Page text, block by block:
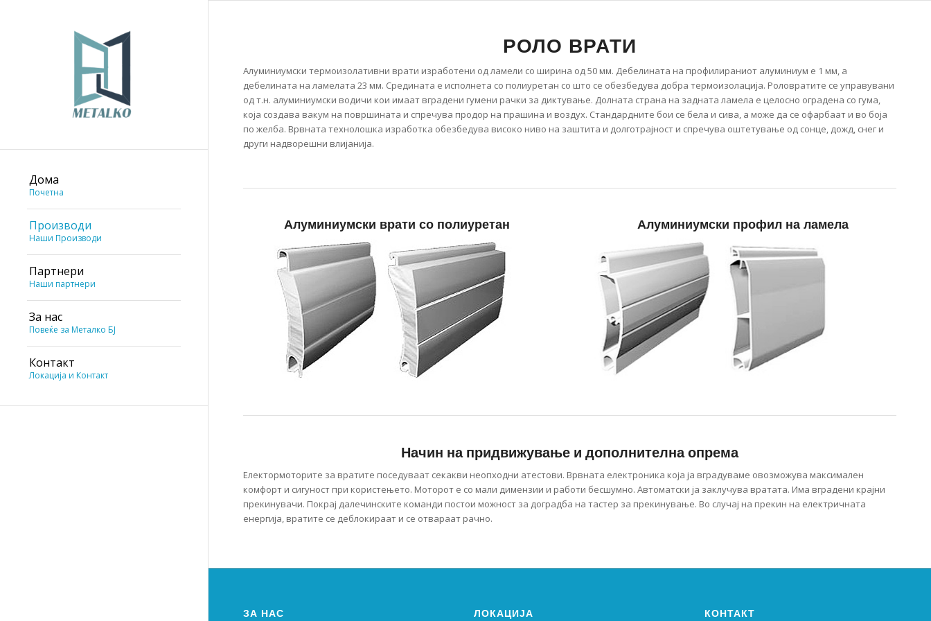
Дома
Почетна
Производи
Наши Производи
Партнери
Наши партнери
За нас
Повеќе за Металко БЈ
Контакт
Локација и Контакт
РОЛО ВРАТИ
Алуминиумски термоизолативни врати изработени од ламели со ширина од 50 мм. Дебелината на профилираниот алуминиум е 1 мм, а
дебелината на ламелата 23 мм. Средината е исполнета со полиуретан со што се обезбедува добра термоизолација. Роловратите се управувани
од т.н. алуминиумски водичи кои имаат вградени гумени рачки за диктување. Долната страна на задната ламела е целосно оградена со гума,
која создава вакум на површината и спречува продор на прашина и воздух. Стандардните бои се бела и сива, а може да се офарбаат и во боја
по желба. Врвната технолошка изработка обезбедува високо ниво на заштита и долготрајност и спречува оштетување од сонце, дожд, снег и
други надворешни влијанија.
Алуминиумски врати со полиуретан Алуминиумски профил на ламела
Начин на придвижување и дополнителна опрема
Електормоторите за вратите поседуваат секакви неопходни атестови. Врвната електроника која ја вградуваме овозможува максимален
комфорт и сигуност при користењето. Моторот е со мали димензии и работи бесшумно. Автоматски ја заклучува вратата. Има вградени крајни
прекинувачи. Покрај далечинските команди постои можност за доградба на тастер за прекинување. Во случај на прекин на електричната
енергија, вратите се деблокираат и се отвараат рачно.
ЗА НАС ЛОКАЦИЈА КОНТАКТ